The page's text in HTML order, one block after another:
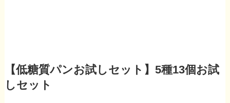
【低糖質パンお試しセット】5種13個お試
しセット